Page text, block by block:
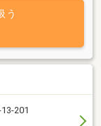
信頼のサービスを
ーサービス
各種ご相談にも迅
せいただける体制
会社
多くのお客様よ
幅広い視点でご
う
201